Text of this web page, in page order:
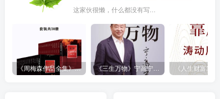
这家伙很懒，什么都没有写...
《周梅森作品全集》[共30册] 《三生万物》宁高宁（epub+mobi+azw3+pdf）